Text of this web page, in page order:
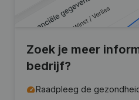
Zoek je meer
bedrijf?
Raadpleeg de